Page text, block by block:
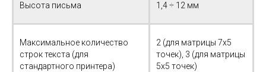
Высота письма 1,4 ÷ 12 мм
Максимальное количество
строк текста (для
стандартного принтера)
2 (для матрицы 7x5
точек), 3 (для матрицы
5x5 точек)